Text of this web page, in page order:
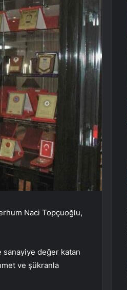
Naci Topçuoğlu,
sanayiye değer katan
ve şükranla